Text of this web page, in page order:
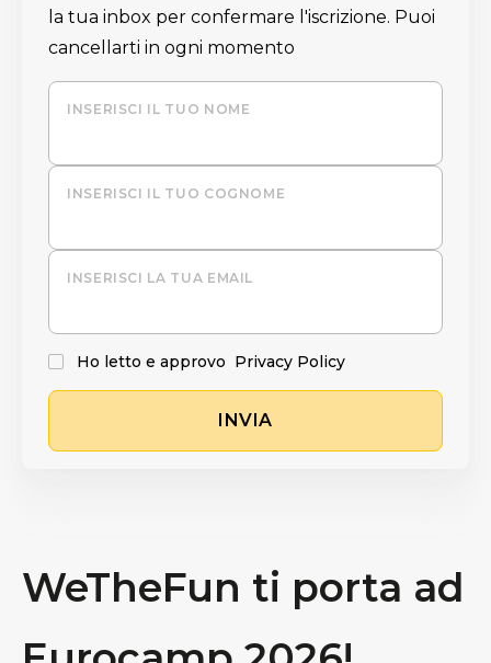
la tua inbox per confermare l'iscrizione. Puoi
cancellarti in ogni momento
INSERISCI IL TUO NOME
INSERISCI IL TUO COGNOME
INSERISCI LA TUA EMAIL
Ho letto e approvo Privacy Policy
INVIA
WeTheFun ti porta ad